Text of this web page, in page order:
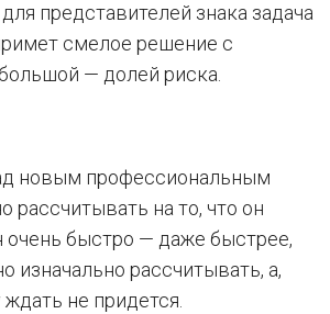
представителей знака задача
смелое решение с
— долей риска.
новым профессиональным
рассчитывать на то, что он
очень быстро — даже быстрее,
изначально рассчитывать, а,
ждать не придется.